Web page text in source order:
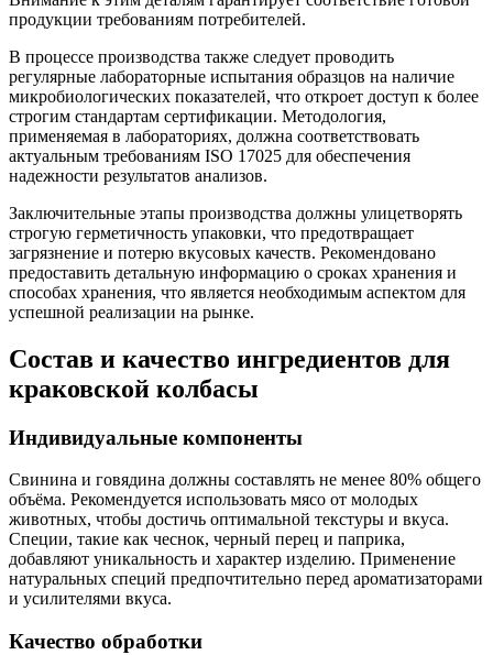
продукции требованиям потребителей.
В процессе производства также следует проводить
регулярные лабораторные испытания образцов на наличие
микробиологических показателей, что откроет доступ к более
строгим стандартам сертификации. Методология,
применяемая в лабораториях, должна соответствовать
актуальным требованиям ISO 17025 для обеспечения
надежности результатов анализов.
Заключительные этапы производства должны улицетворять
строгую герметичность упаковки, что предотвращает
загрязнение и потерю вкусовых качеств. Рекомендовано
предоставить детальную информацию о сроках хранения и
способах хранения, что является необходимым аспектом для
успешной реализации на рынке.
Состав и качество ингредиентов для
краковской колбасы
Индивидуальные компоненты
Свинина и говядина должны составлять не менее 80% общего
объёма. Рекомендуется использовать мясо от молодых
животных, чтобы достичь оптимальной текстуры и вкуса.
Специи, такие как чеснок, черный перец и паприка,
добавляют уникальность и характер изделию. Применение
натуральных специй предпочтительно перед ароматизаторами
и усилителями вкуса.
Качество обработки